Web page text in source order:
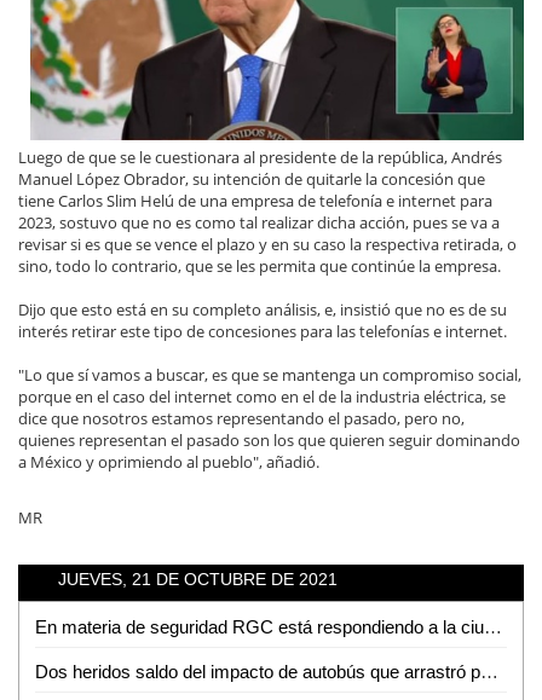
Luego de que se le cuestionara al presidente de la república, Andrés
Manuel López Obrador, su intención de quitarle la concesión que
tiene Carlos Slim Helú de una empresa de telefonía e internet para
2023, sostuvo que no es como tal realizar dicha acción, pues se va a
revisar si es que se vence el plazo y en su caso la respectiva retirada, o
sino, todo lo contrario, que se les permita que continúe la empresa.
Dijo que esto está en su completo análisis, e, insistió que no es de su
interés retirar este tipo de concesiones para las telefonías e internet.
"Lo que sí vamos a buscar, es que se mantenga un compromiso social,
porque en el caso del internet como en el de la industria eléctrica, se
dice que nosotros estamos representando el pasado, pero no,
quienes representan el pasado son los que quieren seguir dominando
a México y oprimiendo al pueblo", añadió.
MR
JUEVES, 21 DE OCTUBRE DE 2021
En materia de seguridad RGC está respondiendo a la ciudadanía: Matilde Hernández
Dos heridos saldo del impacto de autobús que arrastró puesto de gorditas